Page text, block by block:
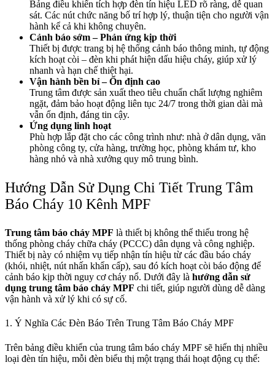
Bảng điều khiển tích hợp đèn tín hiệu LED rõ ràng, dễ quan
sát. Các nút chức năng bố trí hợp lý, thuận tiện cho người vận
hành kể cả khi không chuyên.
Cảnh báo sớm – Phản ứng kịp thời
Thiết bị được trang bị hệ thống cảnh báo thông minh, tự động
kích hoạt còi – đèn khi phát hiện dấu hiệu cháy, giúp xử lý
nhanh và hạn chế thiệt hại.
Vận hành bền bỉ – Ổn định cao
Trung tâm được sản xuất theo tiêu chuẩn chất lượng nghiêm
ngặt, đảm bảo hoạt động liên tục 24/7 trong thời gian dài mà
vẫn ổn định, đáng tin cậy.
Ứng dụng linh hoạt
Phù hợp lắp đặt cho các công trình như: nhà ở dân dụng, văn
phòng công ty, cửa hàng, trường học, phòng khám tư, kho
hàng nhỏ và nhà xưởng quy mô trung bình.
Hướng Dẫn Sử Dụng Chi Tiết Trung Tâm
Báo Cháy 10 Kênh MPF
Trung tâm báo cháy MPF là thiết bị không thể thiếu trong hệ
thống phòng cháy chữa cháy (PCCC) dân dụng và công nghiệp.
Thiết bị này có nhiệm vụ tiếp nhận tín hiệu từ các đầu báo cháy
(khói, nhiệt, nút nhấn khẩn cấp), sau đó kích hoạt còi báo động để
cảnh báo kịp thời nguy cơ cháy nổ. Dưới đây là hướng dẫn sử
dụng trung tâm báo cháy MPF chi tiết, giúp người dùng dễ dàng
vận hành và xử lý khi có sự cố.
1. Ý Nghĩa Các Đèn Báo Trên Trung Tâm Báo Cháy MPF
Trên bảng điều khiển của trung tâm báo cháy MPF sẽ hiển thị nhiều
loại đèn tín hiệu, mỗi đèn biểu thị một trạng thái hoạt động cụ thể: